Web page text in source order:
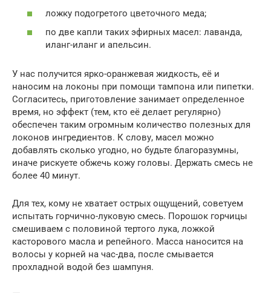
ложку подогретого цветочного меда;
по две капли таких эфирных масел: лаванда,
иланг-иланг и апельсин.
У нас получится ярко-оранжевая жидкость, её и
наносим на локоны при помощи тампона или пипетки.
Согласитесь, приготовление занимает определенное
время, но эффект (тем, кто её делает регулярно)
обеспечен таким огромным количество полезных для
локонов ингредиентов. К слову, масел можно
добавлять сколько угодно, но будьте благоразумны,
иначе рискуете обжечь кожу головы. Держать смесь не
более 40 минут.
Для тех, кому не хватает острых ощущений, советуем
испытать горчично-луковую смесь. Порошок горчицы
смешиваем с половиной тертого лука, ложкой
касторового масла и репейного. Масса наносится на
волосы у корней на час-два, после смывается
прохладной водой без шампуня.